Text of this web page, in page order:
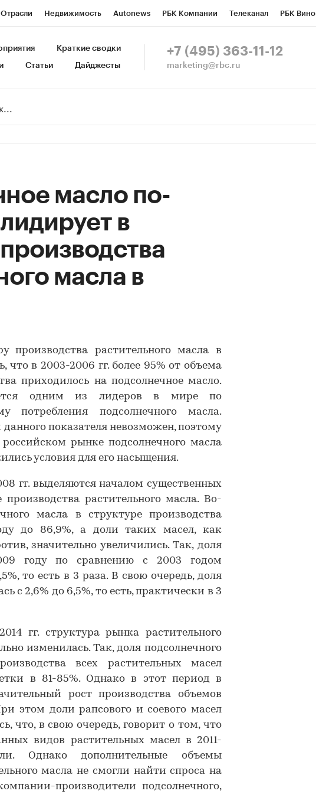
Отрасли Недвижимость Autonews РБК Компании Телеканал РБК Вино
Спецпроекты СПб Конференции СПб Спецпроекты
Краткие сводки
Статьи Дайджесты
+7 (495) 363-11-12
marketing@rbc.ru
масло по-
в
масла в
производства растительного масла в
что в 2003-2006 гг. более 95% от объема
приходилось на подсолнечное масло.
одним из лидеров в мире по
потребления подсолнечного масла.
показателя невозможен, поэтому
рынке подсолнечного масла
условия для его насыщения.
гг. выделяются началом существенных
растительного масла. Во-
масла в структуре производства
до 86,9%, а доли таких масел, как
значительно увеличились. Так, доля
году по сравнению с 2003 годом
то есть в 3 раза. В свою очередь, доля
с 2,6% до 6,5%, то есть, практически в 3
гг. структура рынка растительного
изменилась. Так, доля подсолнечного
всех растительных масел
в 81-85%. Однако в этот период в
рост производства объемов
этом доли рапсового и соевого масел
что, в свою очередь, говорит о том, что
видов растительных масел в 2011-
Однако дополнительные объемы
масла не смогли найти спроса на
производители подсолнечного,